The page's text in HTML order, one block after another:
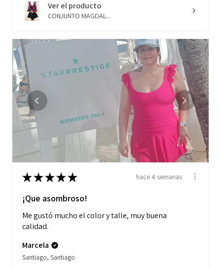
Ver el producto
CONJUNTO MAGDAL...
★★★★★ hace 4 semanas
¡Que asombroso!
Me gustó mucho el color y talle, muy buena
calidad.
Marcela
Santiago, Santiago